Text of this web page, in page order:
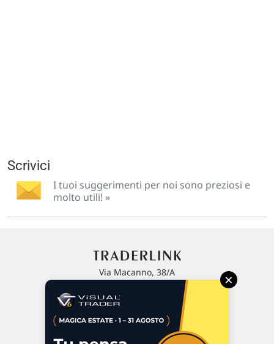
Scrivici
I tuoi suggerimenti per noi sono preziosi e
molto utili! »
Via Macanno, 38/A
P.IVA 02 452 460 401
×